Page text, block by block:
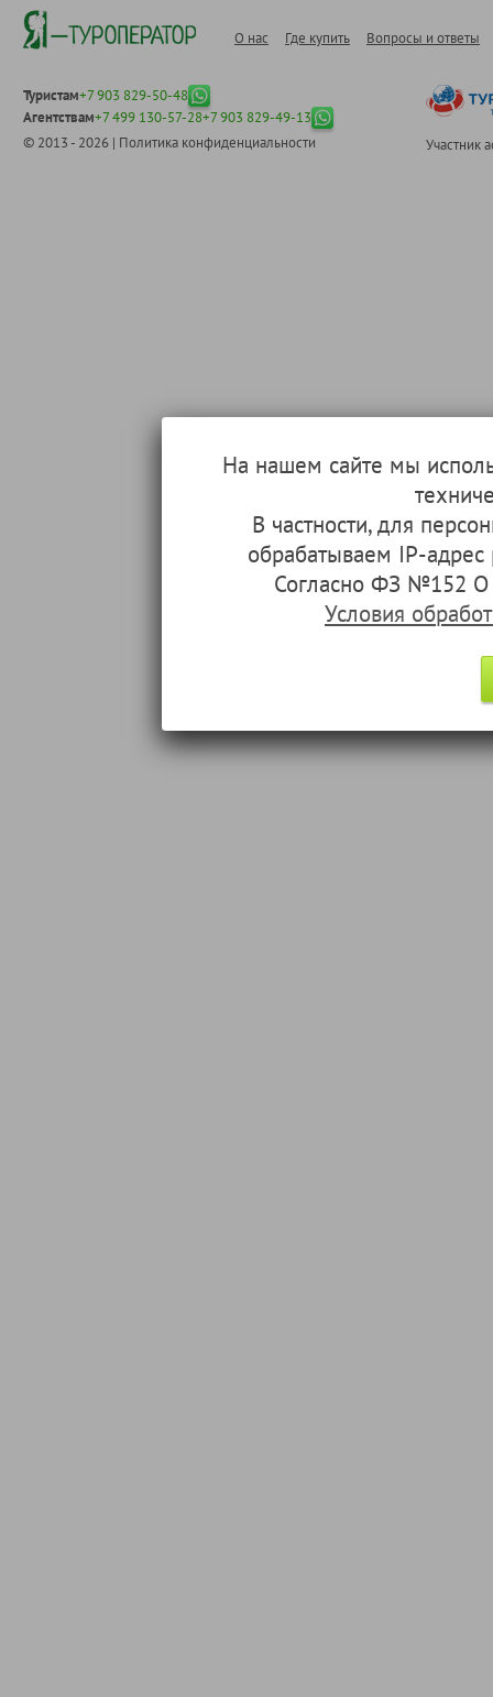
О нас Где купить Вопросы и ответы
Туристам+7 903 829-50-48
Агентствам+7 499 130-57-28+7 903 829-49-13
© 2013 - 2026 | Политика конфиденциальности Участник
На нашем сайте мы
В частности, для
обрабатываем IP-
Согласно ФЗ №152 О
Условия